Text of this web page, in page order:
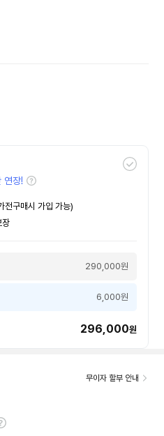
연장!
전구매시 가입 가능)
장
290,000원
6,000원
296,000원
무이자 할부 안내